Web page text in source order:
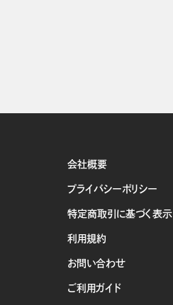
会社概要
プライバシーポリシー
特定商取引に基づく表示
利用規約
お問い合わせ
ご利用ガイド